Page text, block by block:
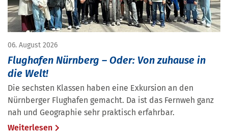
06. August 2026
Flughafen Nürnberg – Oder: Von zuhause in
die Welt!
Die sechsten Klassen haben eine Exkursion an den
Nürnberger Flughafen gemacht. Da ist das Fernweh ganz
nah und Geographie sehr praktisch erfahrbar.
Weiterlesen